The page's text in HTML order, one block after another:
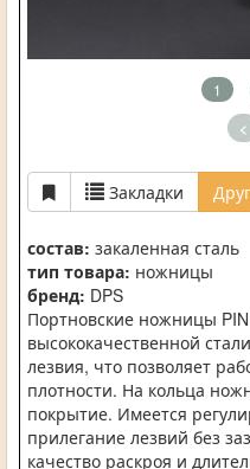
1
<
Закладки
состав: закаленная сталь
тип товара: ножницы
бренд: DPS
Портновские ножницы
высококачественной
лезвия, что позволяет
плотности. На кольца
покрытие. Имеется
прилегание лезвий без
качество раскроя и